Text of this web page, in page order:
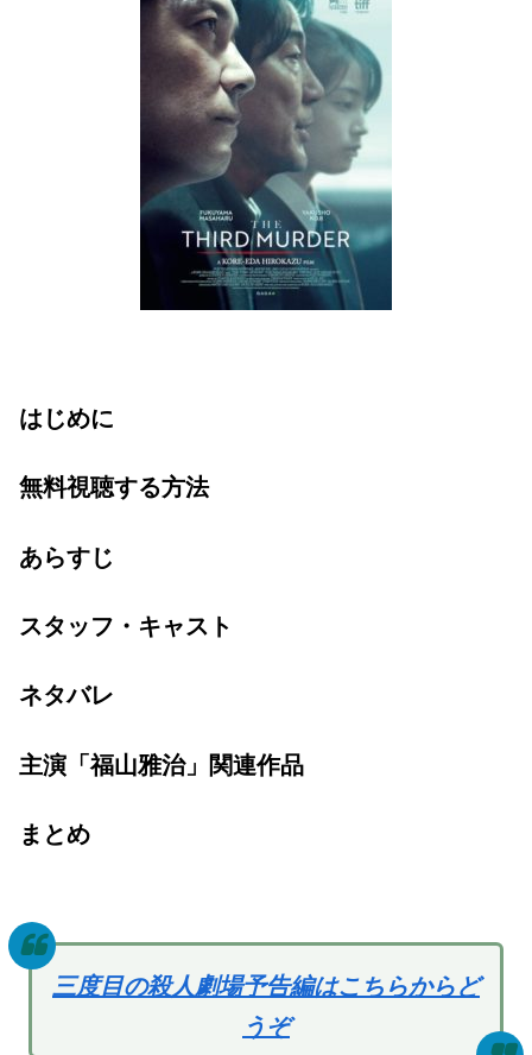
はじめに
無料視聴する方法
あらすじ
スタッフ・キャスト
ネタバレ
主演「福山雅治」関連作品
まとめ
三度目の殺人劇場予告編はこちらからど
うぞ